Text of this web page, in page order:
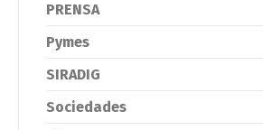
PRENSA
Pymes
SIRADIG
Sociedades